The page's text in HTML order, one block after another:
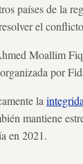
países de la
el
Moallim
por
la
mantiene
en 2021.